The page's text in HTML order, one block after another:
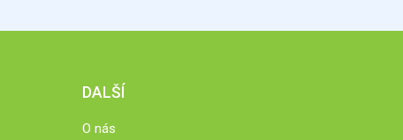
DALŠÍ
O nás